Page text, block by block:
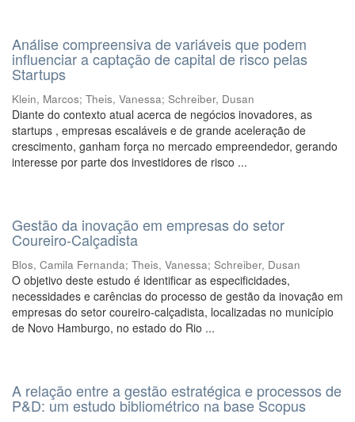
Análise compreensiva de variáveis que podem
influenciar a captação de capital de risco pelas
Startups
Klein, Marcos; Theis, Vanessa; Schreiber, Dusan
Diante do contexto atual acerca de negócios inovadores, as
startups , empresas escaláveis e de grande aceleração de
crescimento, ganham força no mercado empreendedor, gerando
interesse por parte dos investidores de risco ...
Gestão da inovação em empresas do setor
Coureiro-Calçadista
Blos, Camila Fernanda; Theis, Vanessa; Schreiber, Dusan
O objetivo deste estudo é identificar as especificidades,
necessidades e carências do processo de gestão da inovação em
empresas do setor coureiro-calçadista, localizadas no município
de Novo Hamburgo, no estado do Rio ...
A relação entre a gestão estratégica e processos de
P&D: um estudo bibliométrico na base Scopus